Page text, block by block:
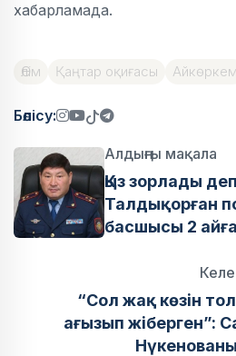
хабарламада.
Өлім Қаңтар оқиғасы Айкөркем
Бөлісу:
Алдыңғы мақала
Қыз зорлады
Талдықорған
басшысы 2
“Сол жақ көзін
ағызып жіберген”: